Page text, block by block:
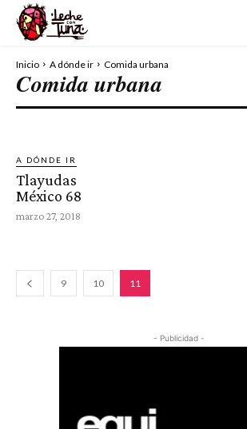
Inicio A dónde ir Comida urbana
Comida urbana
A DÓNDE IR
Tlayudas
México 68
marzo 27, 2018
9 10 11
- Publicidad -